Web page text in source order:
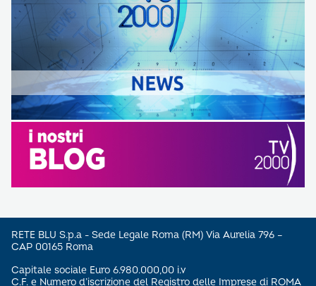
RETE BLU S.p.a - Sede Legale Roma (RM) Via Aurelia 796 –
CAP 00165 Roma
Capitale sociale Euro 6.980.000,00 i.v
C.F. e Numero d’iscrizione del Registro delle Imprese di ROMA